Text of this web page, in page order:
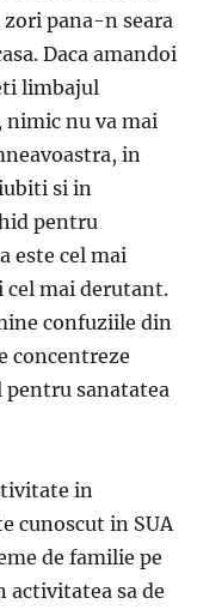
pana-n seara
Daca amandoi
limbajul
nu va mai
in
si in
pentru
este cel mai
mai derutant.
confuziile din
concentreze
pentru sanatatea
in
cunoscut in SUA
de familie pe
activitatea sa de